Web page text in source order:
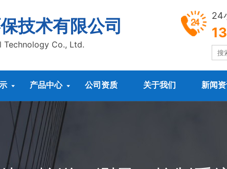
技术有限公司
Technology Co., Ltd.
24
 产品中心  公司资质 关于我们 新闻